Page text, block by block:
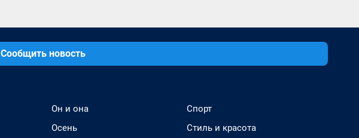
Сообщить новость
Он и она
Осень
Спорт
Стиль и красота